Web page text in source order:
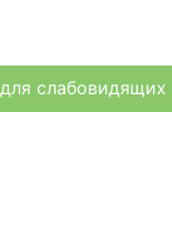
слабовидящих